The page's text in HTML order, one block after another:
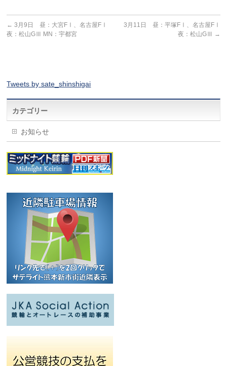
← 3月9日 昼：大宮FⅠ、名古屋FⅠ
夜：松山GⅢ MN：宇都宮
3月11日 昼：平塚FⅠ、名古屋FⅠ
夜：松山GⅢ →
Tweets by sate_shinshigai
カテゴリー
お知らせ